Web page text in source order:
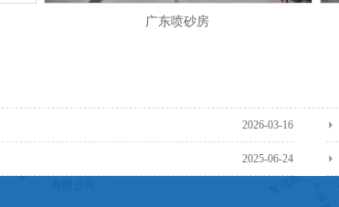
广东喷砂房
2026-03-16
2025-06-24